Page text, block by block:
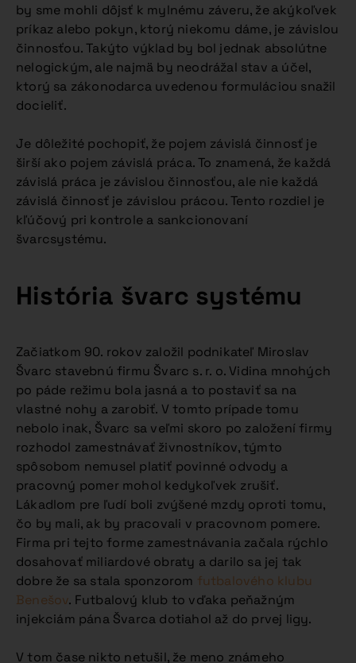
by sme mohli dôjsť k mylnému záveru, že akýkoľvek
príkaz alebo pokyn, ktorý niekomu dáme, je závislou
činnosťou. Takýto výklad by bol jednak absolútne
nelogickým, ale najmä by neodrážal stav a účel,
ktorý sa zákonodarca uvedenou formuláciou snažil
docieliť.
Je dôležité pochopiť, že pojem závislá činnosť je
širší ako pojem závislá práca. To znamená, že každá
závislá práca je závislou činnosťou, ale nie každá
závislá činnosť je závislou prácou. Tento rozdiel je
kľúčový pri kontrole a sankcionovaní
švarcsystému.
História švarc systému
Začiatkom 90. rokov založil podnikateľ Miroslav
Švarc stavebnú firmu Švarc s. r. o. Vidina mnohých
po páde režimu bola jasná a to postaviť sa na
vlastné nohy a zarobiť. V tomto prípade tomu
nebolo inak, Švarc sa veľmi skoro po založení firmy
rozhodol zamestnávať živnostníkov, týmto
spôsobom nemusel platiť povinné odvody a
pracovný pomer mohol kedykoľvek zrušiť.
Lákadlom pre ľudí boli zvýšené mzdy oproti tomu,
čo by mali, ak by pracovali v pracovnom pomere.
Firma pri tejto forme zamestnávania začala rýchlo
dosahovať miliardové obraty a darilo sa jej tak
dobre že sa stala sponzorom futbalového klubu
Benešov. Futbalový klub to vďaka peňažným
injekciám pána Švarca dotiahol až do prvej ligy.
V tom čase nikto netušil, že meno známeho